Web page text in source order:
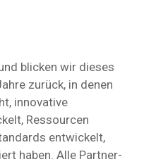
blicken wir dieses
zurück, in denen
innovative
Ressourcen
entwickelt,
haben. Alle Partner-